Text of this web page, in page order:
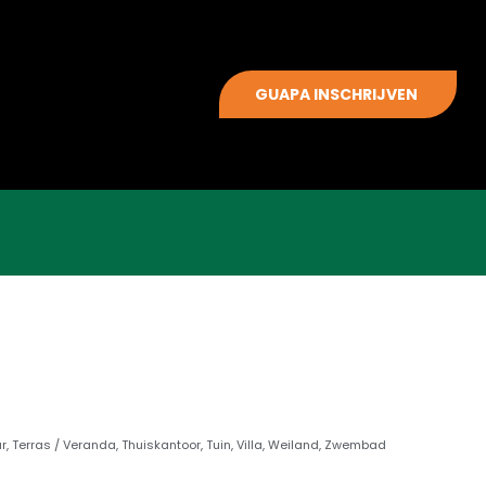
GUAPA INSCHRIJVEN
,Terras / Veranda,Thuiskantoor,Tuin,Villa,Weiland, Zwembad